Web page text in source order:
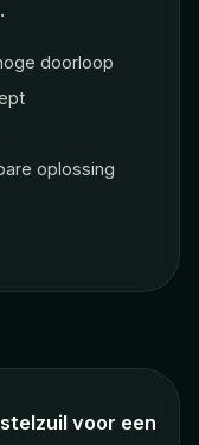
doorloop
oplossing
voor een